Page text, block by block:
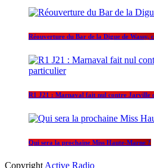
Réouverture du Bar de la Digue de Wassy,
R1 J21 : Marnaval fait nul contre Jarville
Qui sera la prochaine Miss Haute-Marne ?
Copyright Active Radio